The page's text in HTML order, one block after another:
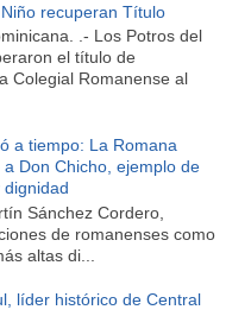
recuperan Título
.- Los Potros del
el título de
Colegial Romanense al
a tiempo: La Romana
Don Chicho, ejemplo de
Sánchez Cordero,
de romanenses como
altas di...
líder histórico de Central